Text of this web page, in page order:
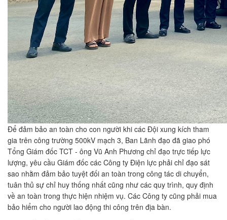
Để đảm bảo an toàn cho con người khi các Đội xung kích tham
gia trên công trường 500kV mạch 3, Ban Lãnh đạo đã giao phó
Tổng Giám đốc TCT - ông Vũ Anh Phương chỉ đạo trực tiếp lực
lượng, yêu cầu Giám đốc các Công ty Điện lực phải chỉ đạo sát
sao nhằm đảm bảo tuyệt đối an toàn trong công tác di chuyển,
tuân thủ sự chỉ huy thống nhất cũng như các quy trình, quy định
về an toàn trong thực hiện nhiệm vụ. Các Công ty cũng phải mua
bảo hiểm cho người lao động thi công trên địa bàn.